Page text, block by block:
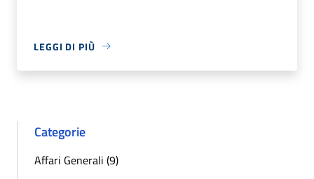
LEGGI DI PIÙ
Categorie
Affari Generali (9)